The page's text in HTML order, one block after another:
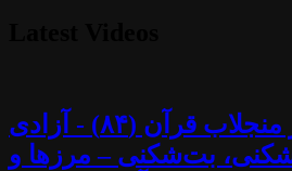
تلاوت آیاتی از منجلاب قرآن (۸۴) - آزادی
بت‌شکنی – مرزها و